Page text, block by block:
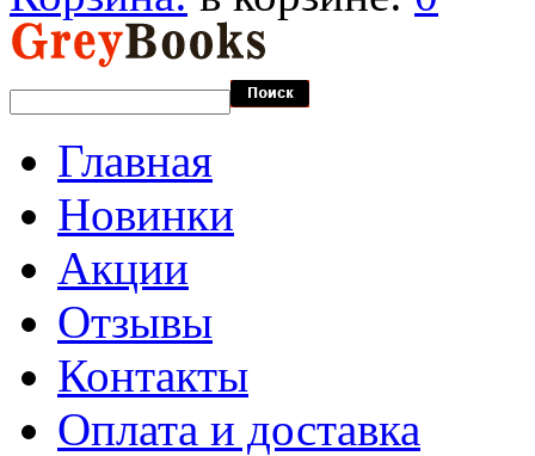
Главная
Новинки
Акции
Отзывы
Контакты
Оплата и доставка